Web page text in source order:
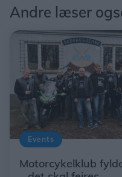
Andre læser
Events
Motorcykelklub